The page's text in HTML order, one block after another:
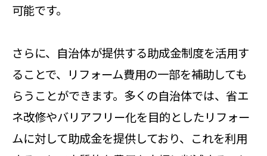
可能です。
さらに、自治体が提供する助成金制度を活用す
ることで、リフォーム費用の一部を補助しても
らうことができます。多くの自治体では、省エ
ネ改修やバリアフリー化を目的としたリフォー
ムに対して助成金を提供しており、これを利用